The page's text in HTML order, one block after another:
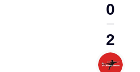
0
2